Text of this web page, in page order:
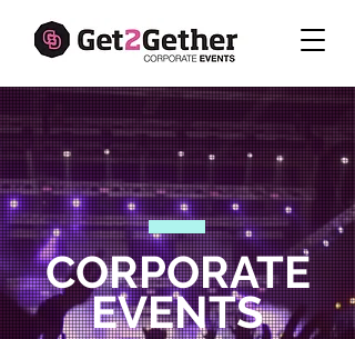
CORPORATE
EVENTS